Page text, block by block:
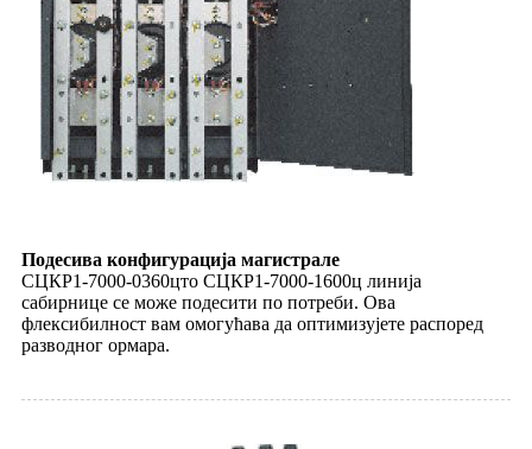
Подесива конфигурација магистрале
СЦКР1-7000-0360цто СЦКР1-7000-1600ц линија
сабирнице се може подесити по потреби. Ова
флексибилност вам омогућава да оптимизујете распоред
разводног ормара.